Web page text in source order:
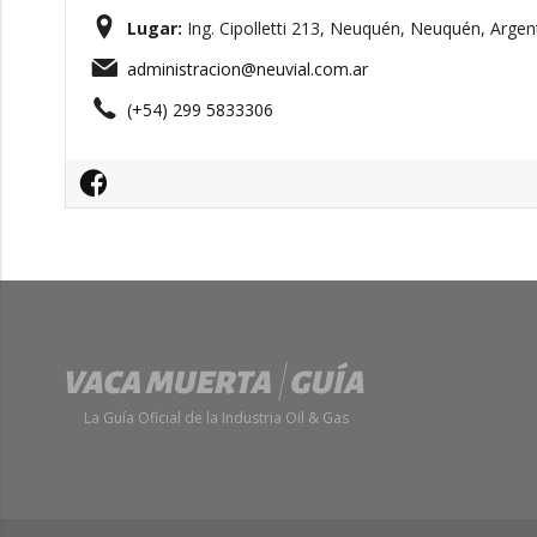
Lugar: Ing. Cipolletti 213, Neuquén, Neuquén,
administracion@neuvial.com.ar
(+54) 299 5833306
La Guía Oficial de la Industria Oil & Gas